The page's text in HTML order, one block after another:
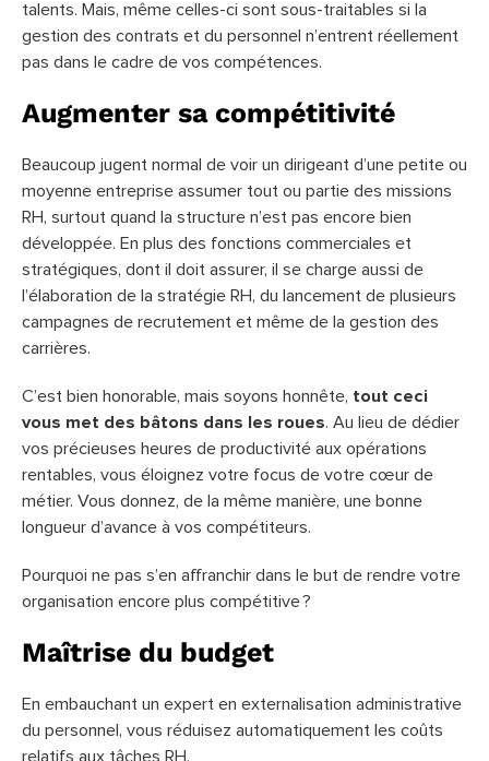
talents. Mais, même celles-ci sont sous-traitables si la
gestion des contrats et du personnel n’entrent réellement
pas dans le cadre de vos compétences.
Augmenter sa compétitivité
Beaucoup jugent normal de voir un dirigeant d’une petite ou
moyenne entreprise assumer tout ou partie des missions
RH, surtout quand la structure n’est pas encore bien
développée. En plus des fonctions commerciales et
stratégiques, dont il doit assurer, il se charge aussi de
l’élaboration de la stratégie RH, du lancement de plusieurs
campagnes de recrutement et même de la gestion des
carrières.
C’est bien honorable, mais soyons honnête, tout ceci
vous met des bâtons dans les roues. Au lieu de dédier
vos précieuses heures de productivité aux opérations
rentables, vous éloignez votre focus de votre cœur de
métier. Vous donnez, de la même manière, une bonne
longueur d’avance à vos compétiteurs.
Pourquoi ne pas s’en affranchir dans le but de rendre votre
organisation encore plus compétitive ?
Maîtrise du budget
En embauchant un expert en externalisation administrative
du personnel, vous réduisez automatiquement les coûts
relatifs aux tâches RH.